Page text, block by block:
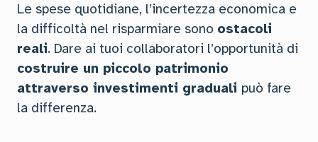
Le spese quotidiane, l’incertezza economica e
la difficoltà nel risparmiare sono ostacoli
reali. Dare ai tuoi collaboratori l’opportunità di
costruire un piccolo patrimonio
attraverso investimenti graduali può fare
la differenza.